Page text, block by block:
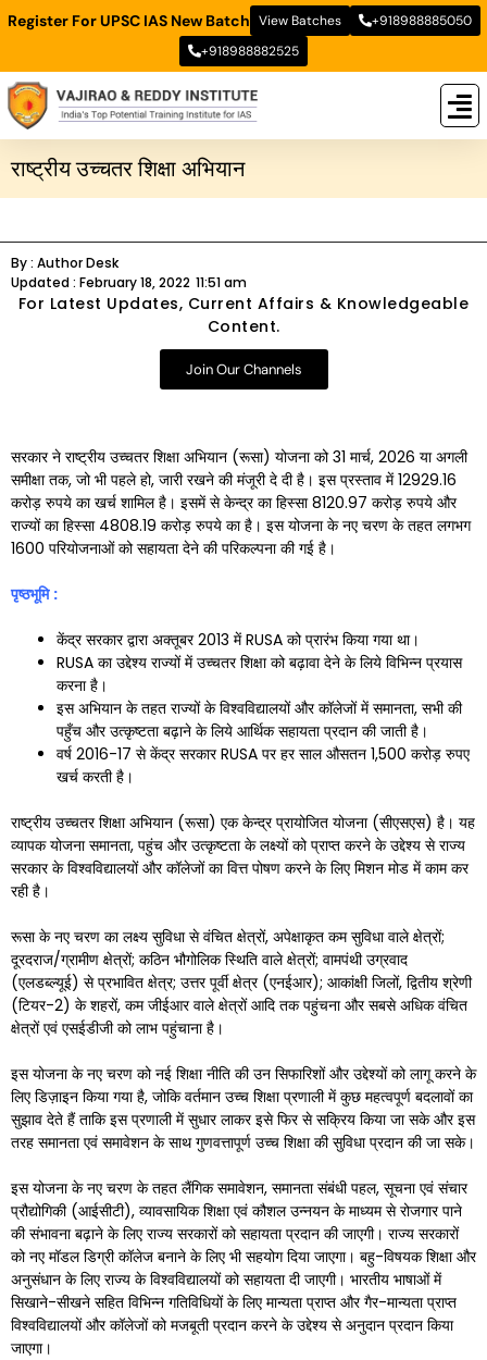
Register For UPSC IAS New Batch View Batches
+918988885050
+918988882525
राष्ट्रीय उच्चतर शिक्षा अभियान
By : Author Desk
Updated : February 18, 2022 11:51 am
For Latest Updates, Current Affairs & Knowledgeable
Content.
Join Our Channels
सरकार ने राष्ट्रीय उच्चतर शिक्षा अभियान (रूसा) योजना को 31 मार्च, 2026 या अगली
समीक्षा तक, जो भी पहले हो, जारी रखने की मंजूरी दे दी है। इस प्रस्ताव में 12929.16
करोड़ रुपये का खर्च शामिल है। इसमें से केन्द्र का हिस्सा 8120.97 करोड़ रुपये और
राज्यों का हिस्सा 4808.19 करोड़ रुपये का है। इस योजना के नए चरण के तहत लगभग
1600 परियोजनाओं को सहायता देने की परिकल्पना की गई है।
पृष्ठभूमि :
केंद्र सरकार द्वारा अक्तूबर 2013 में RUSA को प्रारंभ किया गया था।
RUSA का उद्देश्य राज्यों में उच्चतर शिक्षा को बढ़ावा देने के लिये विभिन्न प्रयास
करना है।
इस अभियान के तहत राज्यों के विश्वविद्यालयों और कॉलेजों में समानता, सभी की
पहुँच और उत्कृष्टता बढ़ाने के लिये आर्थिक सहायता प्रदान की जाती है।
वर्ष 2016-17 से केंद्र सरकार RUSA पर हर साल औसतन 1,500 करोड़ रुपए
खर्च करती है।
राष्ट्रीय उच्चतर शिक्षा अभियान (रूसा) एक केन्द्र प्रायोजित योजना (सीएसएस) है। यह
व्यापक योजना समानता, पहुंच और उत्कृष्टता के लक्ष्यों को प्राप्त करने के उद्देश्य से राज्य
सरकार के विश्वविद्यालयों और कॉलेजों का वित्त पोषण करने के लिए मिशन मोड में काम कर
रही है।
रूसा के नए चरण का लक्ष्य सुविधा से वंचित क्षेत्रों, अपेक्षाकृत कम सुविधा वाले क्षेत्रों;
दूरदराज/ग्रामीण क्षेत्रों; कठिन भौगोलिक स्थिति वाले क्षेत्रों; वामपंथी उग्रवाद
(एलडब्ल्यूई) से प्रभावित क्षेत्र; उत्तर पूर्वी क्षेत्र (एनईआर); आकांक्षी जिलों, द्वितीय श्रेणी
(टियर-2) के शहरों, कम जीईआर वाले क्षेत्रों आदि तक पहुंचना और सबसे अधिक वंचित
क्षेत्रों एवं एसईडीजी को लाभ पहुंचाना है।
इस योजना के नए चरण को नई शिक्षा नीति की उन सिफारिशों और उद्देश्यों को लागू करने के
लिए डिज़ाइन किया गया है, जोकि वर्तमान उच्च शिक्षा प्रणाली में कुछ महत्वपूर्ण बदलावों का
सुझाव देते हैं ताकि इस प्रणाली में सुधार लाकर इसे फिर से सक्रिय किया जा सके और इस
तरह समानता एवं समावेशन के साथ गुणवत्तापूर्ण उच्च शिक्षा की सुविधा प्रदान की जा सके।
इस योजना के नए चरण के तहत लैंगिक समावेशन, समानता संबंधी पहल, सूचना एवं संचार
प्रौद्योगिकी (आईसीटी), व्यावसायिक शिक्षा एवं कौशल उन्नयन के माध्यम से रोजगार पाने
की संभावना बढ़ाने के लिए राज्य सरकारों को सहायता प्रदान की जाएगी। राज्य सरकारों
को नए मॉडल डिग्री कॉलेज बनाने के लिए भी सहयोग दिया जाएगा। बहु-विषयक शिक्षा और
अनुसंधान के लिए राज्य के विश्वविद्यालयों को सहायता दी जाएगी। भारतीय भाषाओं में
सिखाने-सीखने सहित विभिन्न गतिविधियों के लिए मान्यता प्राप्त और गैर-मान्यता प्राप्त
विश्वविद्यालयों और कॉलेजों को मजबूती प्रदान करने के उद्देश्य से अनुदान प्रदान किया
जाएगा।